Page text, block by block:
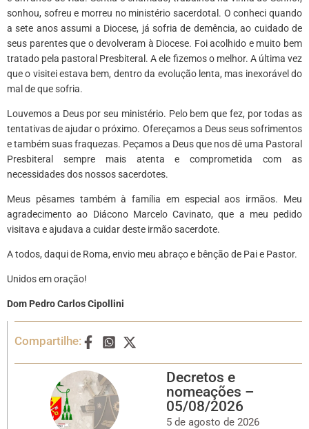
sonhou, sofreu e morreu no ministério sacerdotal. O conheci quando
a sete anos assumi a Diocese, já sofria de demência, ao cuidado de
seus parentes que o devolveram à Diocese. Foi acolhido e muito bem
tratado pela pastoral Presbiteral. A ele fizemos o melhor. A última vez
que o visitei estava bem, dentro da evolução lenta, mas inexorável do
mal de que sofria.
Louvemos a Deus por seu ministério. Pelo bem que fez, por todas as
tentativas de ajudar o próximo. Ofereçamos a Deus seus sofrimentos
e também suas fraquezas. Peçamos a Deus que nos dê uma Pastoral
Presbiteral sempre mais atenta e comprometida com as
necessidades dos nossos sacerdotes.
Meus pêsames também à família em especial aos irmãos. Meu
agradecimento ao Diácono Marcelo Cavinato, que a meu pedido
visitava e ajudava a cuidar deste irmão sacerdote.
A todos, daqui de Roma, envio meu abraço e bênção de Pai e Pastor.
Unidos em oração!
Dom Pedro Carlos Cipollini
Compartilhe:
Decretos e
nomeações –
05/08/2026
5 de agosto de 2026